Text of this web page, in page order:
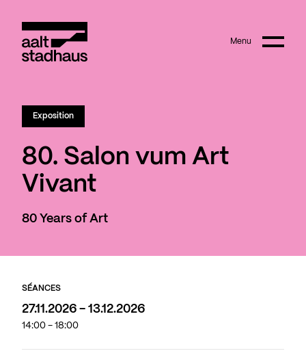
Main content Menu
Exposition
80. Salon vum Art
Vivant
80 Years of Art
SÉANCES
27.11.2026 - 13.12.2026
14:00 - 18:00